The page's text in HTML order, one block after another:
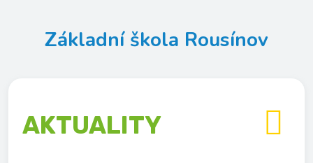
Základní škola Rousínov
AKTUALITY 